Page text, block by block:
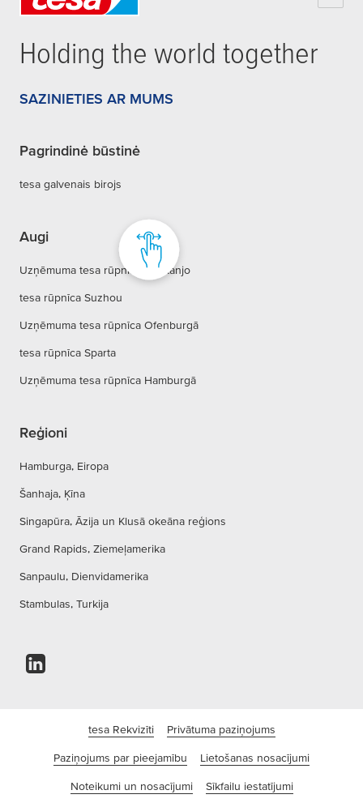
Holding the world together
SAZINIETIES AR MUMS
Pagrindinė būstinė
tesa galvenais birojs
Augi
Uzņēmuma tesa rūpnīca Konkanjo
tesa rūpnīca Suzhou
Uzņēmuma tesa rūpnīca Ofenburgā
tesa rūpnīca Sparta
Uzņēmuma tesa rūpnīca Hamburgā
Reģioni
Hamburga, Eiropa
Šanhaja, Ķīna
Singapūra, Āzija un Klusā okeāna reģions
Grand Rapids, Ziemeļamerika
Sanpaulu, Dienvidamerika
Stambulas, Turkija
tesa Rekvizīti Privātuma paziņojums
Paziņojums par pieejamību Lietošanas nosacījumi
Noteikumi un nosacījumi Sīkfailu iestatījumi